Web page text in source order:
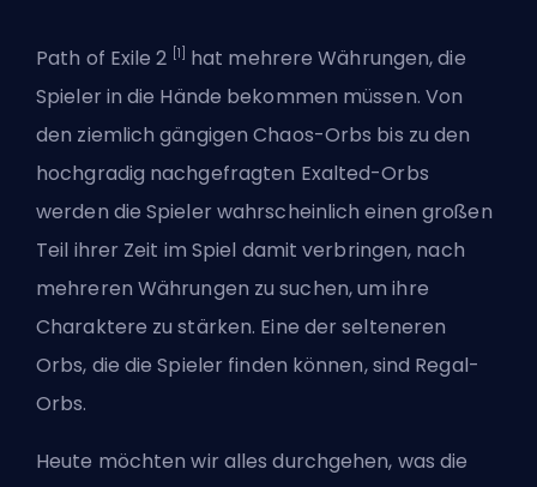
Path of Exile 2 [1]
hat mehrere Währungen, die
Spieler in die Hände bekommen müssen. Von
den ziemlich gängigenChaos-Orbs bis zu den
hochgradig nachgefragten Exalted-Orbs
werden die Spieler wahrscheinlich einen großen
Teil ihrer Zeit im Spiel damit verbringen, nach
mehreren Währungen zu suchen, um ihre
Charaktere zu stärken. Eine der selteneren
Orbs, die die Spieler finden können, sind Regal-
Orbs.
Heute möchten wir alles durchgehen, was die